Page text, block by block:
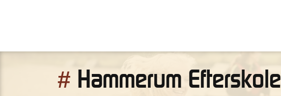
# Hammerum Efterskole